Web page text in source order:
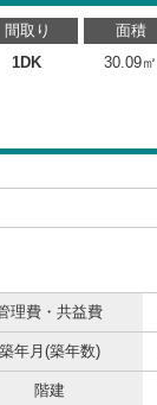
間取り 面積
1DK 30.09㎡
理費・共益費
築年月(築年数)
階建